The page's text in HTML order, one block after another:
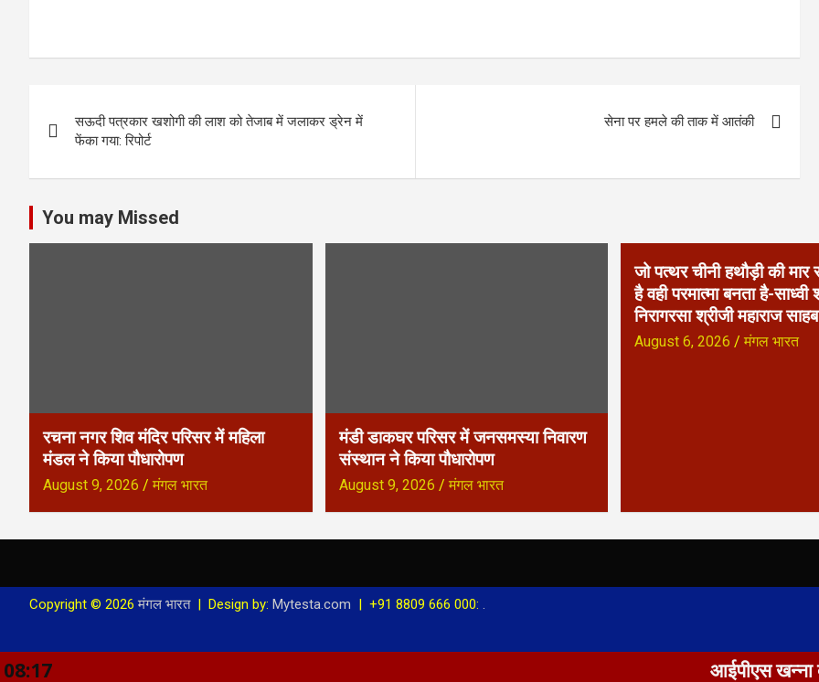
s
t
n
a
i
n
सऊदी पत्रकार खशोगी की लाश को तेजाब में जलाकर ड्रेन में
फेंका गया: रिपोर्ट
सेना पर हमले की ताक में आतंकी
You may Missed
रचना नगर शिव मंदिर परिसर में महिला
मंडल ने किया पौधारोपण
August 9, 2026 मंगल भारत
मंडी डाकघर परिसर में जनसमस्या निवारण
संस्थान ने किया पौधारोपण
August 9, 2026 मंगल भारत
जो पत्थर चीनी हथौड़ी की
है वही परमात्मा बनता है-साध्वी
निरागरसा श्रीजी महाराज साहब
August 6, 2026 मंगल भारत
Copyright © 2026मंगल भारत Design by: Mytesta.com +91 8809 666 000: .
आईपीएस खन्ना दंपती
08:17